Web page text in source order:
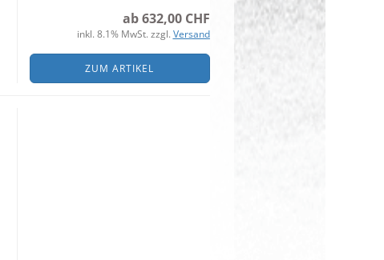
ab 632,00 CHF
inkl. 8.1% MwSt. zzgl. Versand
ZUM ARTIKEL